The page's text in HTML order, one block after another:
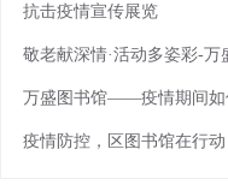
抗击疫情宣传展览
疫情防控，区图书馆在行动